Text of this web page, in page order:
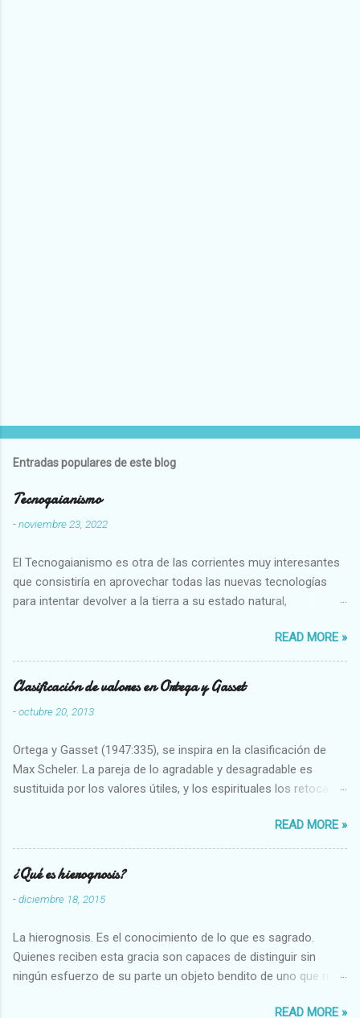
Entradas populares de este blog
Tecnogaianismo
-noviembre 23, 2022
El Tecnogaianismo es otra de las corrientes muy interesantes
que consistiría en aprovechar todas las nuevas tecnologías
para intentar devolver a la tierra a su estado natural,
READ MORE »
Clasificación de valores en Ortega y Gasset
-octubre 20, 2013
Ortega y Gasset (1947:335), se inspira en la clasificación de
Max Scheler. La pareja de lo agradable y desagradable es
sustituida por los valores útiles, y los espirituales los retoca.
Abundante-Escaso,etc 2 VITALES Sano-Enfermo Selecto-
Vulgar Enérgico-Inerte Fuerte-Débil,etc. 3 ESPIRITUALES a)
Intelectuales Conocimiento-Error Exacto-Aproximado
Evidente-Probable,etc b) Morales Bueno-malo Bondadoso-
malvado Justo-Injusto Escrupuloso-Relajado Leal-Desleal,etc.
Armonioso-Inarmonioso 4 RELIGIOSOS Santo-Pr...
READ MORE »
¿Qué es hierognosis?
-diciembre 18, 2015
La hierognosis. Es el conocimiento de lo que es sagrado.
Quienes reciben esta gracia son capaces de distinguir sin
ningún esfuerzo de su parte un objeto bendito de uno que no
READ MORE »